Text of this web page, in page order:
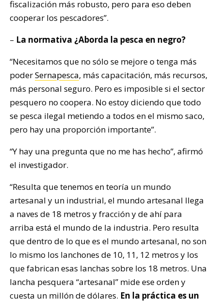
fiscalización más robusto, pero para eso deben
cooperar los pescadores”.
– La normativa ¿Aborda la pesca en negro?
“Necesitamos que no sólo se mejore o tenga más
poderSernapesca, más capacitación, más recursos,
más personal seguro. Pero es imposible si el sector
pesquero no coopera. No estoy diciendo que todo
se pesca ilegal metiendo a todos en el mismo saco,
pero hay una proporción importante”.
“Y hay una pregunta que no me has hecho”, afirmó
el investigador.
“Resulta que tenemos en teoría un mundo
artesanal y un industrial, el mundo artesanal llega
a naves de 18 metros y fracción y de ahí para
arriba está el mundo de la industria. Pero resulta
que dentro de lo que es el mundo artesanal, no son
lo mismo los lanchones de 10, 11, 12 metros y los
que fabrican esas lanchas sobre los 18 metros. Una
lancha pesquera “artesanal” mide ese orden y
cuesta un millón de dólares. En la práctica es un